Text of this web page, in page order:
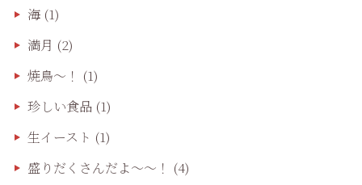
海(1)
満月 (2)
焼鳥〜！ (1)
珍しい食品(1)
生イースト (1)
盛りだくさんだよ〜〜！ (4)